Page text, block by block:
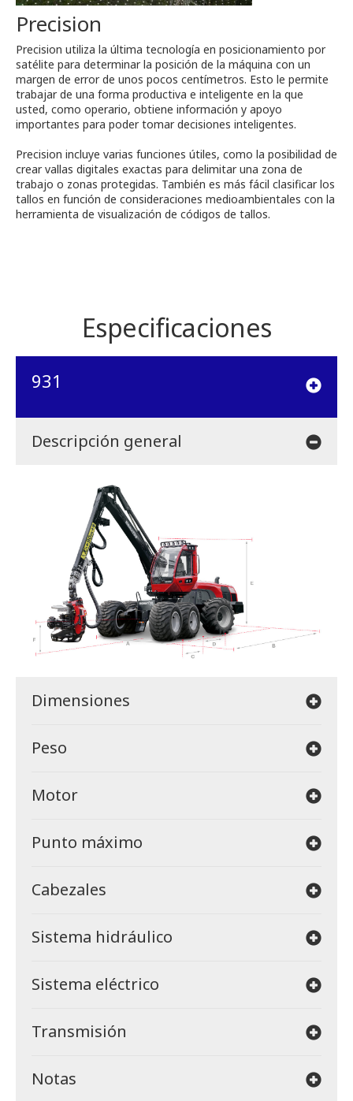
Precision
Precision utiliza la última tecnología en posicionamiento por
satélite para determinar la posición de la máquina con un
margen de error de unos pocos centímetros. Esto le permite
trabajar de una forma productiva e inteligente en la que
usted, como operario, obtiene información y apoyo
importantes para poder tomar decisiones inteligentes.
Precision incluye varias funciones útiles, como la posibilidad de
crear vallas digitales exactas para delimitar una zona de
trabajo o zonas protegidas. También es más fácil clasificar los
tallos en función de consideraciones medioambientales con la
herramienta de visualización de códigos de tallos.
Especificaciones
931
Descripción general
Dimensiones
Peso
Motor
Punto máximo
Cabezales
Sistema hidráulico
Sistema eléctrico
Transmisión
Notas